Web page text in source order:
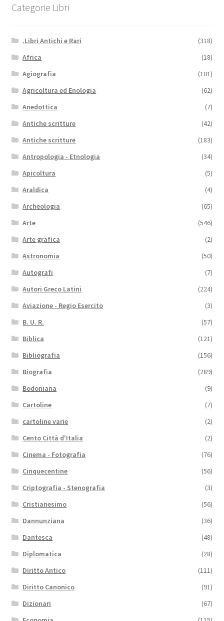
Categorie Libri
.Libri Antichi e Rari
(318)
Africa
(18)
Agiografia
(101)
Agricoltura ed Enologia
(62)
Anedottica
(7)
Antiche scritture
(42)
Antiche scritture
(183)
Antropologia - Etnologia
(34)
Apicoltura
(5)
Araldica
(4)
Archeologia
(65)
Arte
(546)
Arte grafica
(2)
Astronomia
(50)
Autografi
(7)
Autori Greco Latini
(224)
Aviazione - Regio Esercito
(3)
B. U. R.
(57)
Biblica
(121)
Bibliografia
(156)
Biografia
(289)
Bodoniana
(9)
Cartoline
(7)
cartoline varie
(2)
Cento Città d'Italia
(2)
Cinema - Fotografia
(76)
Cinquecentine
(56)
Criptografia - Stenografia
(3)
Cristianesimo
(56)
Dannunziana
(36)
Dantesca
(48)
Diplomatica
(28)
Diritto Antico
(111)
Diritto Canonico
(91)
Dizionari
(67)